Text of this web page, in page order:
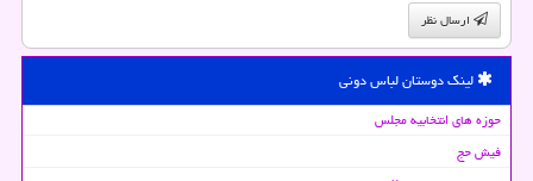
ارسال نظر
لینک دوستان لباس دونی
حوزه های انتخابیه مجلس
فیش حج